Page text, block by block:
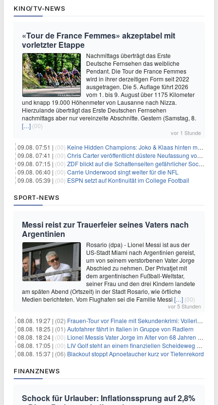
KINO/TV-NEWS
«Tour de France Femmes» akzeptabel mit
vorletzter Etappe
Nachmittags überträgt das Erste
Deutsche Fernsehen das weibliche
Pendant. Die Tour de France Femmes
wird in ihrer derzeitigen Form seit 2022
ausgetragen. Die 5. Auflage führt 2026
vom 1. bis 9. August über 1175 Kilometer
und knapp 19.000 Höhenmeter von Lausanne nach Nizza.
Hierzulande überträgt das Erste Deutschen Fernsehen
nachmittags aber nur vereinzelte Abschnitte. Gestern (Samstag, 8.
[…] (00)
vor 1 Stunde
09.08. 07:51 | (00) Keine Hidden Champions: Joko & Klaas hinten mit Best-Of
09.08. 07:41 | (00) Chris Carter veröffentlicht düstere Neufassung von «Akte X: Jenseits der Wahrheit»
09.08. 07:15 | (00) ZDF blickt auf die Schattenseiten gefährlicher Social-Media-Challenges
09.08. 06:40 | (00) Carrie Underwood singt weiter für die NFL
09.08. 05:39 | (00) ESPN setzt auf Kontinuität im College Football
SPORT-NEWS
Messi reist zur Trauerfeier seines Vaters nach
Argentinien
Rosario (dpa) - Lionel Messi ist aus der
US-Stadt Miami nach Argentinien gereist,
um von seinem verstorbenen Vater Jorge
Abschied zu nehmen. Der Privatjet mit
dem argentinischen Fußball-Weltstar,
seiner Frau und den drei Kindern landete
am späten Abend (Ortszeit) in der Stadt Rosario, wie örtliche
Medien berichteten. Vom Flughafen sei die Familie Messi […] (00)
vor 5 Stunden
08.08. 19:27 | (02) Frauen-Tour vor Finale mit Sekundenkrimi: Vollering in Gelb
08.08. 18:25 | (01) Autofahrer fährt in Italien in Gruppe von Radlern
08.08. 18:24 | (00) Lionel Messis Vater Jorge im Alter von 68 Jahren gestorben
08.08. 17:05 | (00) LIV Golf steht an einem finanziellen Scheideweg auf der Suche nach neuen Investitionen
08.08. 15:37 | (06) Blackout stoppt Apnoetaucher kurz vor Tiefenrekord
FINANZNEWS
Schock für Urlauber: Inflationssprung auf 2,8%